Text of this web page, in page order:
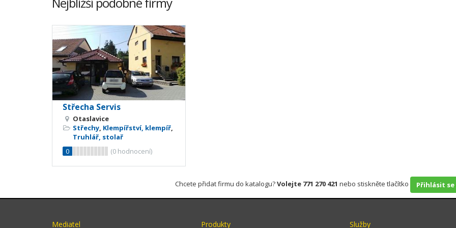
Střecha Servis
Otaslavice
Střechy, Klempířství, klempíř,
Truhlář, stolař
0
(0 hodnocení)
Chcete přidat firmu do katalogu?Volejte 771 270 421 nebo stiskněte tlačítko Přihlásit
Mediatel Produkty Služby